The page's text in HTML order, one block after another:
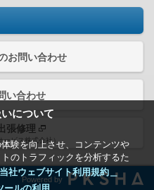
について
験を向上させ、コンテンツや
のトラフィックを分析するた
当社ウェブサイト利用規約＿
お問い合わせ
い合わせ
張修理
ービス株式会社）
Powered by